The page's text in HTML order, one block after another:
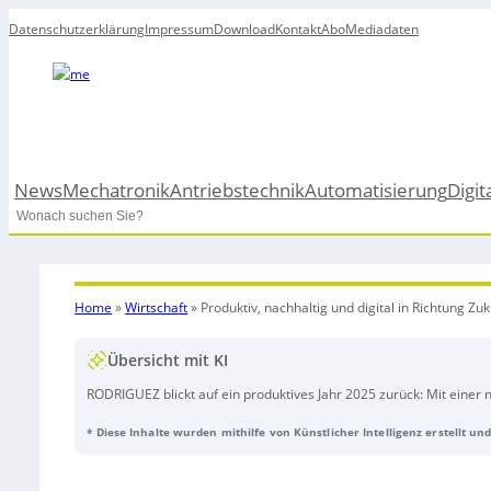
DatenschutzerklärungImpressumDownloadKontaktAboMediadaten
NewsMechatronikAntriebstechnikAutomatisierung
Search
Home »Wirtschaft» Produktiv, nachhaltig und digital in Richtung
Übersicht mit KI
RODRIGUEZ blickt auf ein produktives Jahr 2025 zurück: Mit
umgesetzt – inklusive optimierter Workflows, stabilerer
* Diese Inhalte wurden mithilfe von Künstlicher Intelligenz erstellt